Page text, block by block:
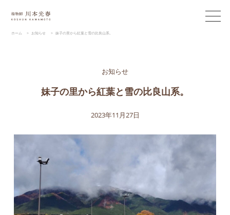
ホーム > お知らせ > 妹子の里から紅葉と雪の比良山系。
お知らせ
妹子の里から紅葉と雪の比良山系。
2023年11月27日